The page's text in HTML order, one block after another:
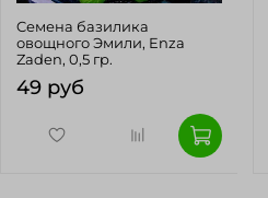
Cемена базилика
овощного Эмили, Enza
Zaden, 0,5 гр.
49 руб